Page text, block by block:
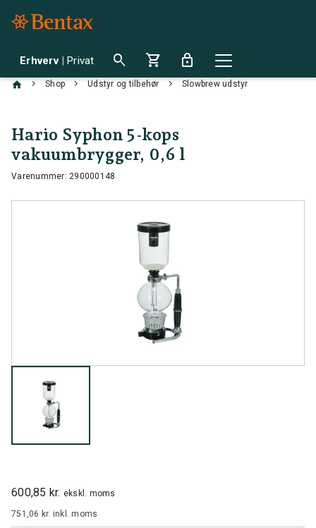
Erhverv | Privat search shopping_cart lock
chevron_right Shop chevron_right Udstyr og tilbehør chevron_right Slowbrew udstyr
Hario Syphon 5-kops
vakuumbrygger, 0,6 l
Varenummer: 290000148
600,85 kr. ekskl. moms
751,06 kr. inkl. moms